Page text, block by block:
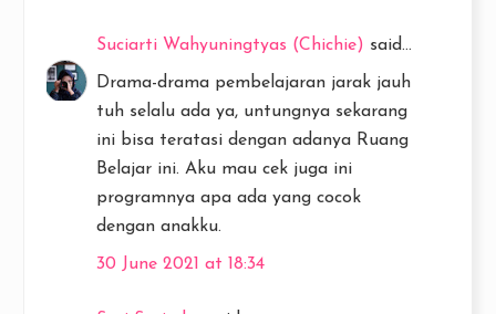
Suciarti Wahyuningtyas (Chichie) said...
Drama-drama pembelajaran jarak jauh
tuh selalu ada ya, untungnya sekarang
ini bisa teratasi dengan adanya Ruang
Belajar ini. Aku mau cek juga ini
programnya apa ada yang cocok
dengan anakku.
30 June 2021 at 18:34